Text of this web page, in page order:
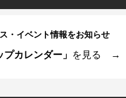
・イベント情報をお知らせ
プカレンダー」 を見る →